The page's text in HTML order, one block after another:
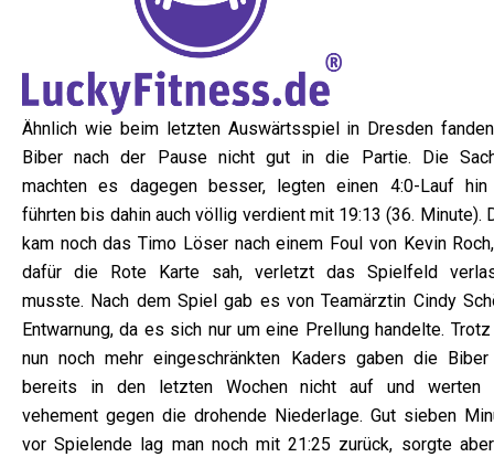
Ähnlich wie beim letzten Auswärtsspiel in Dresden
Biber nach der Pause nicht gut in die Partie. Die
machten es dagegen besser, legten einen 4:0-Lauf hin
führten bis dahin auch völlig verdient mit 19:13 (36. Minute).
kam noch das Timo Löser nach einem Foul von Kevin
dafür die Rote Karte sah, verletzt das Spielfeld
musste. Nach dem Spiel gab es von Teamärztin Cindy
Entwarnung, da es sich nur um eine Prellung handelte.
nun noch mehr eingeschränkten Kaders gaben die
bereits in den letzten Wochen nicht auf und werten
vehement gegen die drohende Niederlage. Gut sieben
vor Spielende lag man noch mit 21:25 zurück, sorgte